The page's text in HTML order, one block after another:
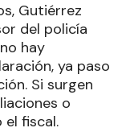
Gutiérrez
del policía
hay
ya paso
Si surgen
o
el fiscal.